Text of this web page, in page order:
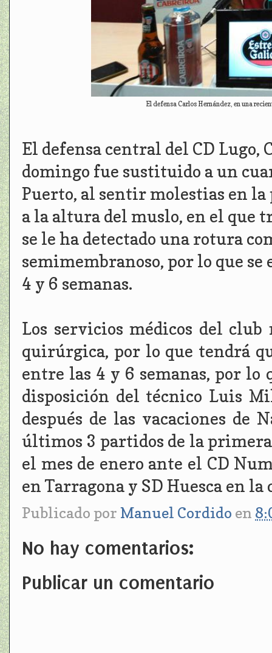
El defensa Carlos Hernández, en una
El defensa central del CD Lugo,
domingo fue sustituido a un
Puerto, al sentir molestias en
a la altura del muslo, en el que
se le ha detectado una rotura
semimembranoso, por lo que se
4 y 6 semanas.
Los servicios médicos del
quirúrgica, por lo que tendrá
entre las 4 y 6 semanas, por lo
disposición del técnico Luis
después de las vacaciones de
últimos 3 partidos de la
el mes de enero ante el CD
en Tarragona y SD Huesca en
Publicado por Manuel Cordido en
No hay comentarios:
Publicar un comentario